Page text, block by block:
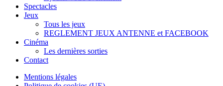
Spectacles
Jeux
Tous les jeux
REGLEMENT JEUX ANTENNE et FACEBOOK
Cinéma
Les dernières sorties
Contact
Mentions légales